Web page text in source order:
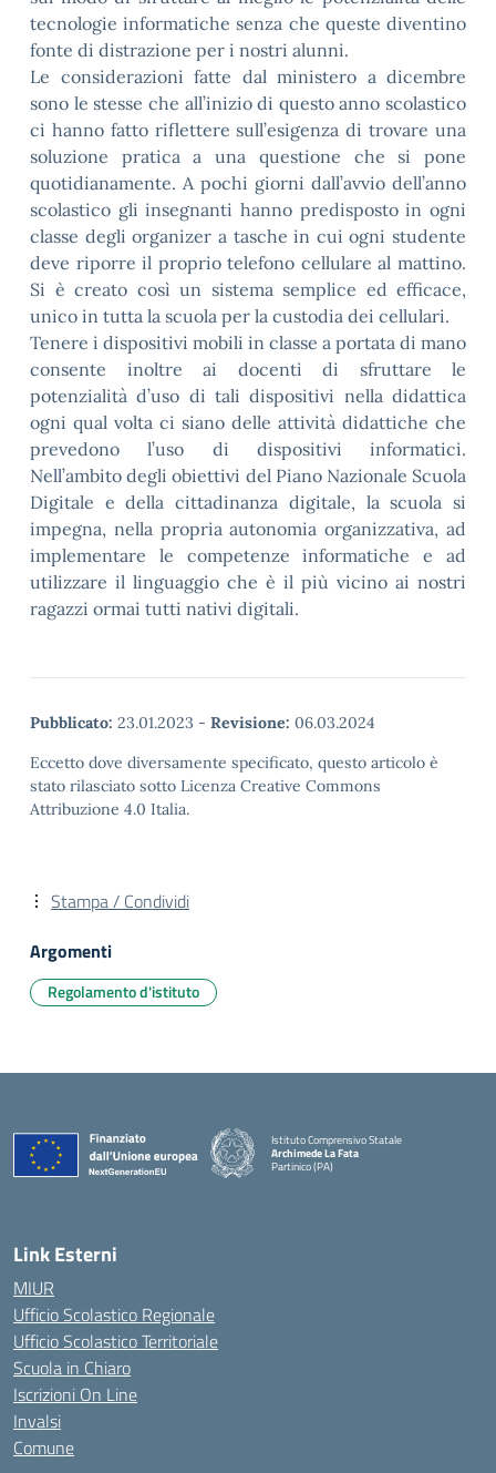
tecnologie informatiche senza che queste diventino
fonte di distrazione per i nostri alunni.
Le considerazioni fatte dal ministero a dicembre
sono le stesse che all’inizio di questo anno scolastico
ci hanno fatto riflettere sull’esigenza di trovare una
soluzione pratica a una questione che si pone
quotidianamente. A pochi giorni dall’avvio dell’anno
scolastico gli insegnanti hanno predisposto in ogni
classe degli organizer a tasche in cui ogni studente
deve riporre il proprio telefono cellulare al mattino.
Si è creato così un sistema semplice ed efficace,
unico in tutta la scuola per la custodia dei cellulari.
Tenere i dispositivi mobili in classe a portata di mano
consente inoltre ai docenti di sfruttare le
potenzialità d’uso di tali dispositivi nella didattica
ogni qual volta ci siano delle attività didattiche che
prevedono l’uso di dispositivi informatici.
Nell’ambito degli obiettivi del Piano Nazionale Scuola
Digitale e della cittadinanza digitale, la scuola si
impegna, nella propria autonomia organizzativa, ad
implementare le competenze informatiche e ad
utilizzare il linguaggio che è il più vicino ai nostri
ragazzi ormai tutti nativi digitali.
Pubblicato: 23.01.2023 - Revisione: 06.03.2024
Eccetto dove diversamente specificato, questo articolo è
stato rilasciato sotto Licenza Creative Commons
Attribuzione 4.0 Italia.
Stampa / Condividi
Argomenti
Regolamento d'istituto
Istituto Comprensivo Statale
Archimede La Fata
Partinico (PA)
Link Esterni
MIUR
Ufficio Scolastico Regionale
Ufficio Scolastico Territoriale
Scuola in Chiaro
Iscrizioni On Line
Invalsi
Comune